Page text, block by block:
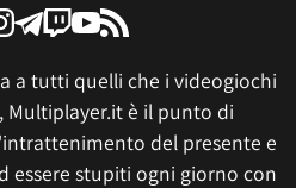
a tutti quelli che i videogiochi
Multiplayer.it è il punto di
del presente e
essere stupiti ogni giorno con